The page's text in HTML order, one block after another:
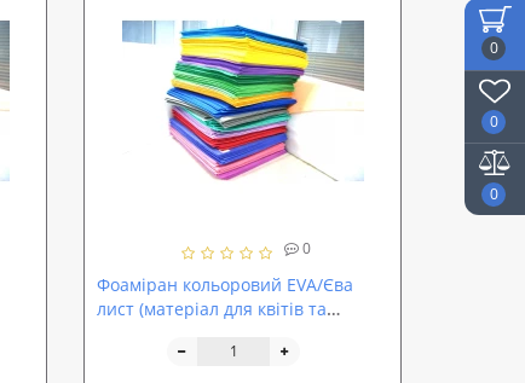
0
0
0
0
Фоаміран кольоровий EVA/Єва
лист (матеріал для квітів та